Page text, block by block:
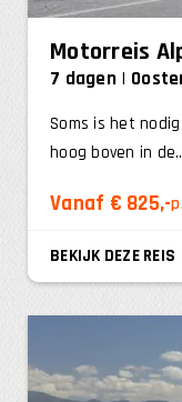
Motorreis
7 dagen
Soms is het
hoog boven in
Vanaf € 825,-
BEKIJK DEZE REIS